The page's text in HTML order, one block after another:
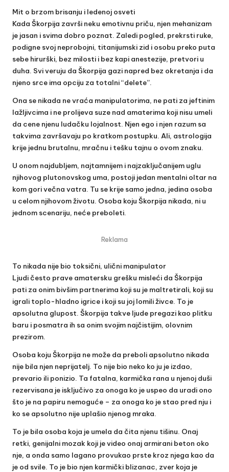
Mit o brzom brisanju i ledenoj osveti
Kada Škorpija završi neku emotivnu priču, njen mehanizam
je jasan i svima dobro poznat. Zaledi pogled, prekrsti ruke,
podigne svoj neprobojni, titanijumski zid i osobu preko puta
sebe hirurški, bez milosti i bez kapi anestezije, pretvori u
duha. Svi veruju da Škorpija gazi napred bez okretanja i da
njeno srce ima opciju za totalni “delete”.
Ona se nikada ne vraća manipulatorima, ne pati za jeftinim
lažljivcima i ne prolijeva suze nad amaterima koji nisu umeli
da cene njenu ludačku lojalnost. Njen ego i njen razum sa
takvima završavaju po kratkom postupku. Ali, astrologija
krije jednu brutalnu, mračnu i tešku tajnu o ovom znaku.
U onom najdubljem, najtamnijem i najzaključanijem uglu
njihovog plutonovskog uma, postoji jedan mentalni oltar na
kom gori večna vatra. Tu se krije samo jedna, jedina osoba
u celom njihovom životu. Osoba koju Škorpija nikada, ni u
jednom scenariju, neće preboleti.
Reklama
To nikada nije bio toksični, ulični manipulator
Ljudi često prave amatersku grešku misleći da Škorpija
pati za onim bivšim partnerima koji su je maltretirali, koji su
igrali toplo-hladno igrice i koji su joj lomili živce. To je
apsolutna glupost. Škorpija takve ljude pregazi kao plitku
baru i posmatra ih sa onim svojim najčistijim, olovnim
prezirom.
Osoba koju Škorpija ne može da preboli apsolutno nikada
nije bila njen neprijatelj. To nije bio neko ko ju je izdao,
prevario ili ponizio. Ta fatalna, karmička rana u njenoj duši
rezervisana je isključivo za onoga ko je uspeo da uradi ono
što je na papiru nemoguće – za onoga ko je stao pred nju i
ko se apsolutno nije uplašio njenog mraka.
To je bila osoba koja je umela da čita njenu tišinu. Onaj
retki, genijalni mozak koji je video onaj armirani beton oko
nje, a onda samo lagano provukao prste kroz njega kao da
je od svile. To je bio njen karmički blizanac, zver koja je